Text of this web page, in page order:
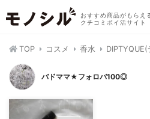
おすすめ商品がもらえ
クチコミポイ活サイト
TOP コスメ 香水
バドママ★フォロバ100◎